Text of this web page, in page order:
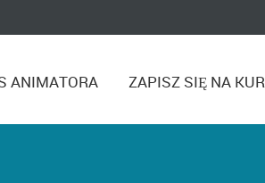
ANIMATORA ZAPISZ SIĘ NA